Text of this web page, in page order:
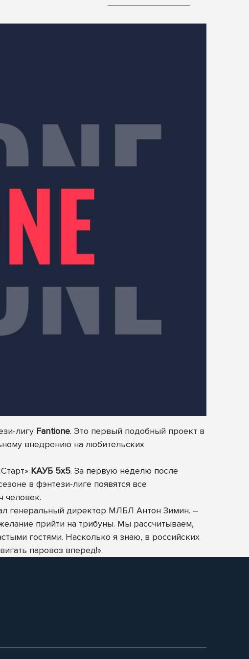
лигу Fantione. Это первый подобный проект в
внедрению на любительских
КАУБ 5х5. За первую неделю после
в фэнтези-лиге появятся все
человек.
генеральный директор МЛБЛ Антон Зимин. –
прийти на трибуны. Мы рассчитываем,
гостями. Насколько я знаю, в российских
паровоз вперед!».